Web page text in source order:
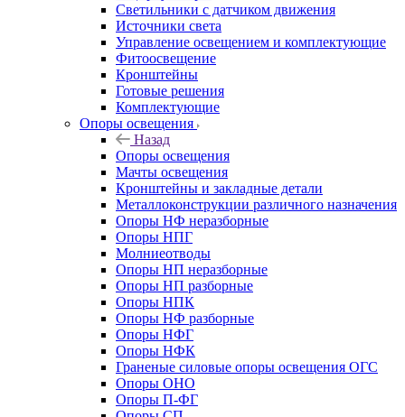
Светильники с датчиком движения
Источники света
Управление освещением и комплектующие
Фитоосвещение
Кронштейны
Готовые решения
Комплектующие
Опоры освещения
Назад
Опоры освещения
Мачты освещения
Кронштейны и закладные детали
Металлоконструкции различного назначения
Опоры НФ неразборные
Опоры НПГ
Молниеотводы
Опоры НП неразборные
Опоры НП разборные
Опоры НПК
Опоры НФ разборные
Опоры НФГ
Опоры НФК
Граненые силовые опоры освещения ОГС
Опоры ОНО
Опоры П-ФГ